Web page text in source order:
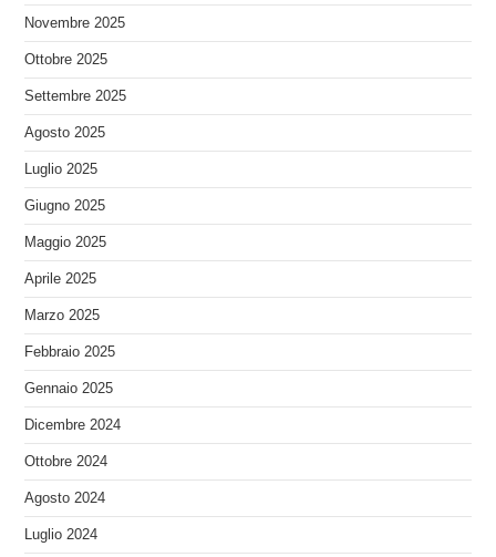
Novembre 2025
Ottobre 2025
Settembre 2025
Agosto 2025
Luglio 2025
Giugno 2025
Maggio 2025
Aprile 2025
Marzo 2025
Febbraio 2025
Gennaio 2025
Dicembre 2024
Ottobre 2024
Agosto 2024
Luglio 2024